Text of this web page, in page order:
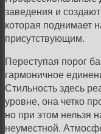
заведения и
которая поднимает
присутствующим.
Переступая порог
гармоничное
Стильность здесь
уровне, она четко
но при этом нельзя
неуместной.